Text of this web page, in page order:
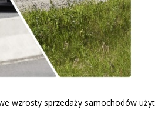
wzrosty sprzedaży samochodów